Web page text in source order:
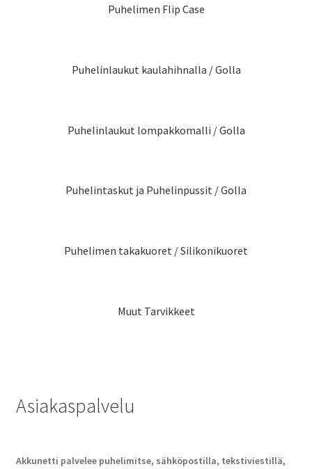
Puhelimen Flip Case
Puhelinlaukut kaulahihnalla / Golla
Puhelinlaukut lompakkomalli / Golla
Puhelintaskut ja Puhelinpussit / Golla
Puhelimen takakuoret / Silikonikuoret
Muut Tarvikkeet
Asiakaspalvelu
Akkunetti palvelee puhelimitse, sähköpostilla, tekstiviestillä,